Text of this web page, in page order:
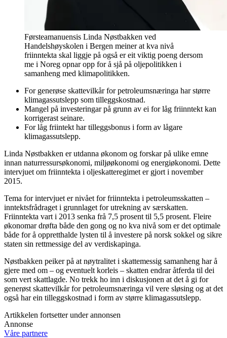
Førsteamanuensis Linda Nøstbakken ved
Handelshøyskolen i Bergen meiner at kva nivå
friinntekta skal liggje på også er eit viktig poeng dersom
me i Noreg opnar opp for å sjå på oljepolitikken i
samanheng med klimapolitikken.
For generøse skattevilkår for petroleumsnæringa har større
klimagassutslepp som tilleggskostnad.
Mangel på investeringar på grunn av ei for låg friinntekt kan
korrigerast seinare.
For låg friintekt har tilleggsbonus i form av lågare
klimagassutslepp.
Linda Nøstbakken er utdanna økonom og forskar på ulike emne
innan naturressursøkonomi, miljøøkonomi og energiøkonomi. Dette
intervjuet om friinntekta i oljeskatteregimet er gjort i november
2015.
Tema for intervjuet er nivået for friinntekta i petroleumsskatten –
inntektsfrådraget i grunnlaget for utrekning av særskatten.
Friinntekta vart i 2013 senka frå 7,5 prosent til 5,5 prosent. Fleire
økonomar drøfta både den gong og no kva nivå som er det optimale
både for å oppretthalde lysten til å investere på norsk sokkel og sikre
staten sin rettmessige del av verdiskapinga.
Nøstbakken peiker på at nøytralitet i skattemessig samanheng har å
gjere med om – og eventuelt korleis – skatten endrar åtferda til dei
som vert skattlagde. No trekk ho inn i diskusjonen at det å gi for
generøst skattevilkår for petroleumsnæringa vil vere sløsing og at det
også har ein tilleggskostnad i form av større klimagassutslepp.
Artikkelen fortsetter under annonsen
Annonse
Våre partnere